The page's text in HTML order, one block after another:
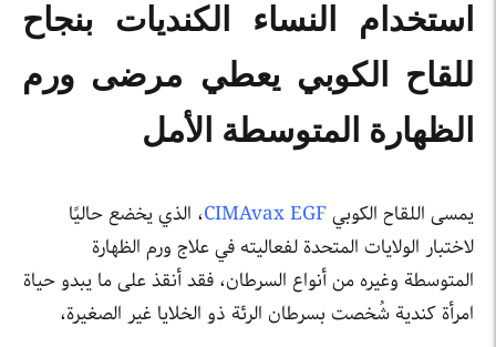
استخدام النساء الكنديات بنجاح
للقاح الكوبي يعطي مرضى ورم
الظهارة المتوسطة الأمل
يمسى اللقاح الكوبيCIMAvax EGF، الذي يخضع حاليًا
لاختبار الولايات المتحدة لفعاليته في علاج ورم الظهارة
المتوسطة وغيره من أنواع السرطان، فقد أنقذ على ما يبدو حياة
امرأة كندية شُخصت بسرطان الرئة ذو الخلايا غير الصغيرة،